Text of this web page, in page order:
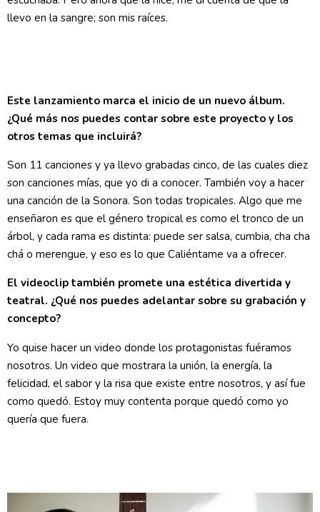
llevo en la sangre; son mis raíces.
Este lanzamiento marca el inicio de un nuevo álbum.
¿Qué más nos puedes contar sobre este proyecto y los
otros temas que incluirá?
Son 11 canciones y ya llevo grabadas cinco, de las cuales diez
son canciones mías, que yo di a conocer. También voy a hacer
una canción de la Sonora. Son todas tropicales. Algo que me
enseñaron es que el género tropical es como el tronco de un
árbol, y cada rama es distinta: puede ser salsa, cumbia, cha cha
chá o merengue, y eso es lo que Caliéntame va a ofrecer.
El videoclip también promete una estética divertida y
teatral. ¿Qué nos puedes adelantar sobre su grabación y
concepto?
Yo quise hacer un video donde los protagonistas fuéramos
nosotros. Un video que mostrara la unión, la energía, la
felicidad, el sabor y la risa que existe entre nosotros, y así fue
como quedó. Estoy muy contenta porque quedó como yo
quería que fuera.